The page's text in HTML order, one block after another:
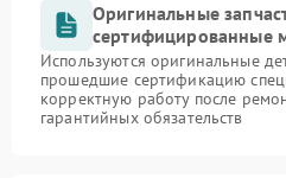
Оригинальные
сертифицированные
Используются оригинальные
прошедшие сертификацию
корректную работу после
гарантийных обязательств